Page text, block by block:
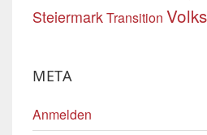
SteiermarkTransition
META
Anmelden